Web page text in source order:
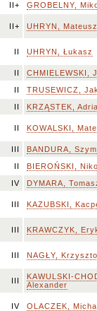
II+ GROBELNY,
II+ UHRYN, Mateusz
II UHRYN, Łukasz
II
CHMIELEWSKI,
II
TRUSEWICZ,
II KRZĄSTEK,
II KOWALSKI,
III
BANDURA,
II
BIEROŃSKI,
IV DYMARA,
III KAZUBSKI,
III KRAWCZYK,
III NAGŁY,
III
KAWULSKI-
Alexander
IV OLACZEK,